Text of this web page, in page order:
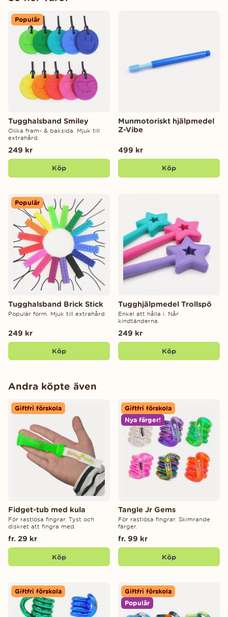
Populär
Tugghalsband Smiley
Olika fram- & baksida. Mjuk till
extrahård.
249 kr
Köp
Munmotoriskt hjälpmedel
Z-Vibe
499 kr
Köp
Populär
Tugghalsband Brick Stick
Populär form. Mjuk till extrahård.
249 kr
Köp
Tugghjälpmedel Trollspö
Enkel att hålla i. Når
kindtänderna.
249 kr
Köp
Andra köpte även
Giftfri förskola
Fidget-tub med kula
För rastlösa fingrar. Tyst och
diskret att fingra med.
fr. 29 kr
Köp
Giftfri förskola
Nya färger!
Tangle Jr Gems
För rastlösa fingrar. Skimrande
färger.
fr. 99 kr
Köp
Giftfri förskola
Giftfri förskola
Populär